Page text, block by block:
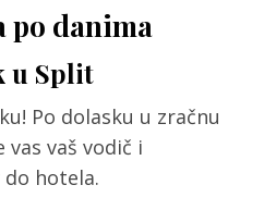
po danima
u Split
Po dolasku u zračnu
vaš vodič i
hotela.